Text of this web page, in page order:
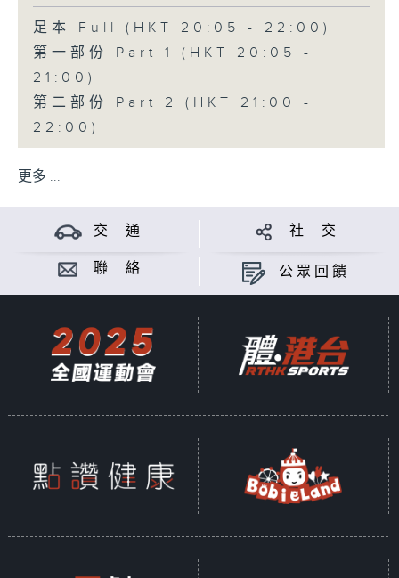
足本 Full (HKT 20:05 - 22:00)
第一部份 Part 1 (HKT 20:05 -
21:00)
第二部份 Part 2 (HKT 21:00 -
22:00)
更多 ...
交 通 社 交
聯 絡 公眾回饋